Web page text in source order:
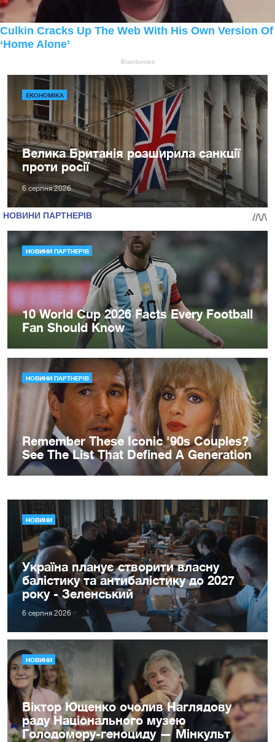
ЕКОНОМІКА
Велика Британія розширила санкції
проти росії
6 серпня 2026
НОВИНИ
Україна планує створити власну
балістику та антибалістику до 2027
року - Зеленський
6 серпня 2026
НОВИНИ
Віктор Ющенко очолив Наглядову
раду Національного музею
Голодомору-геноциду — Мінкульт